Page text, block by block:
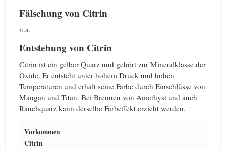
Fälschung von Citrin
n.a.
Entstehung von Citrin
Citrin ist ein gelber Quarz und gehört zur Mineralklasse der
Oxide. Er entsteht unter hohem Druck und hohen
Temperaturen und erhält seine Farbe durch Einschlüsse von
Mangan und Titan. Bei Brennen von Amethyst und auch
Rauchquarz kann derselbe Farbeffekt erzieht werden.
Vorkommen
Citrin